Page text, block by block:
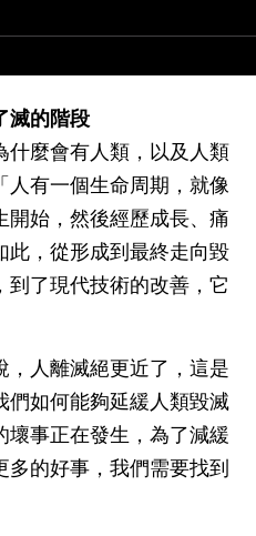
滅的階段
什麼會有人類，以及人類
人有一個生命周期，就像
開始，然後經歷成長、痛
此，從形成到最終走向毀
到了現代技術的改善，它
，人離滅絕更近了，這是
們如何能夠延緩人類毀滅
壞事正在發生，為了減緩
的好事，我們需要找到